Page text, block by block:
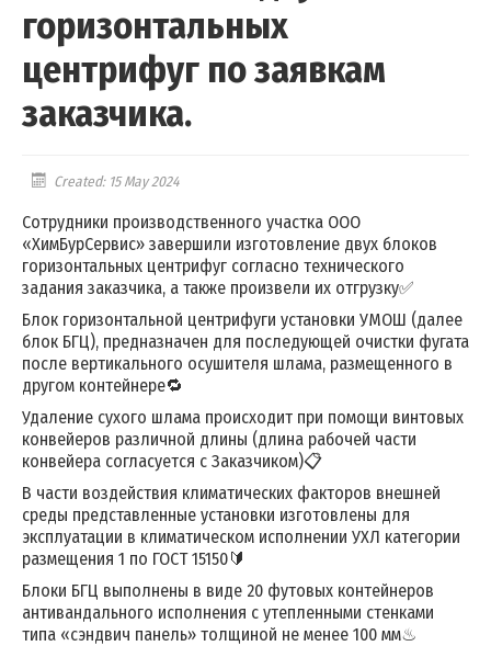
горизонтальных
центрифуг по заявкам
заказчика.
Created: 15 May 2024
Сотрудники производственного участка ООО
«ХимБурСервис» завершили изготовление двух блоков
горизонтальных центрифуг согласно технического
задания заказчика, а также произвели их отгрузку✅
Блок горизонтальной центрифуги установки УМОШ (далее
блок БГЦ), предназначен для последующей очистки фугата
после вертикального осушителя шлама, размещенного в
другом контейнере🔁
Удаление сухого шлама происходит при помощи винтовых
конвейеров различной длины (длина рабочей части
конвейера согласуется с Заказчиком)📋
В части воздействия климатических факторов внешней
среды представленные установки изготовлены для
эксплуатации в климатическом исполнении УХЛ категории
размещения 1 по ГОСТ 15150🔰
Блоки БГЦ выполнены в виде 20 футовых контейнеров
антивандального исполнения с утепленными стенками
типа «сэндвич панель» толщиной не менее 100 мм♨